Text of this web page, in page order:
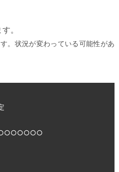
。
。状況が変わっている可能性があ